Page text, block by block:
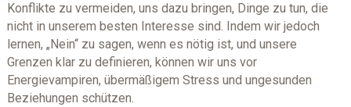
Konflikte zu vermeiden, uns dazu bringen, Dinge zu tun, die
nicht in unserem besten Interesse sind. Indem wir jedoch
lernen, „Nein“ zu sagen, wenn es nötig ist, und unsere
Grenzen klar zu definieren, können wir uns vor
Energievampiren, übermäßigem Stress und ungesunden
Beziehungen schützen.